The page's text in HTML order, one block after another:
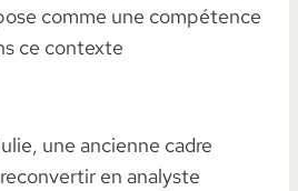
comme une compétence
ce contexte
une ancienne cadre
en analyste